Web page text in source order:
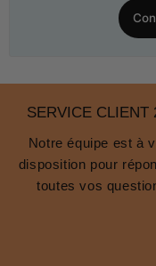
SERVICE CLIENT
Notre équipe est à
disposition pour
toutes vos